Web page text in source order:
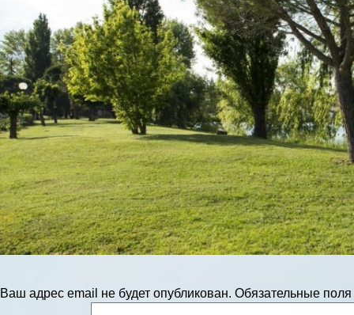
Ваш адрес email не будет опубликован. Обязательные